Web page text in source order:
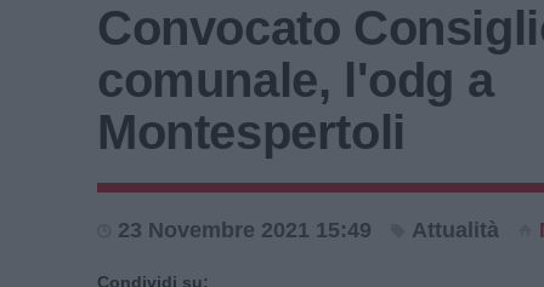
Convocato
comunale, l'odg a
Montespertoli
23 Novembre 2021 15:49 Attualità
Condividi su: